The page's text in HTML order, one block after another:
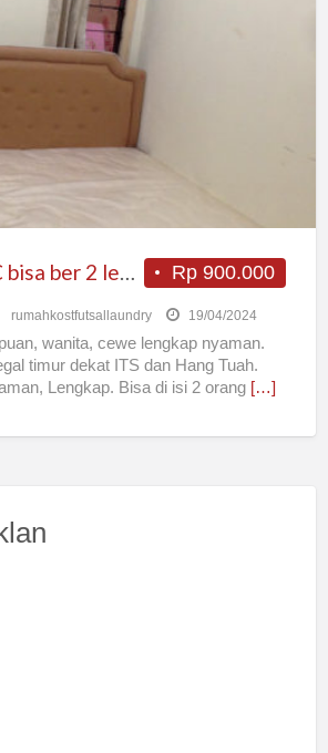
Rp 900.000
Kost Putri AC bisa ber 2 lengkap siap huni ITS Keputih
rumahkostfutsallaundry 19/04/2024
wanita, cewe lengkap nyaman.
timur dekat ITS dan Hang Tuah.
Lengkap. Bisa di isi 2 orang […]